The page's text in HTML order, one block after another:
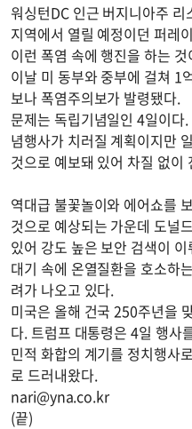
워싱턴DC 인근 버지니아주
지역에서 열릴 예정이던 퍼레
이런 폭염 속에 행진을 하는
이날 미 동부와 중부에 걸쳐 1
보나 폭염주의보가 발령됐다.
문제는 독립기념일인 4일이다
념행사가 치러질 계획이지만
것으로 예보돼 있어 차질 없이
역대급 불꽃놀이와 에어쇼를
것으로 예상되는 가운데 도널
있어 강도 높은 보안 검색이
대기 속에 온열질환을 호소하
려가 나오고 있다.
미국은 올해 건국 250주년을
다. 트럼프 대통령은 4일 행사
민적 화합의 계기를 정치행사
로 드러내왔다.
nari@yna.co.kr
(끝)